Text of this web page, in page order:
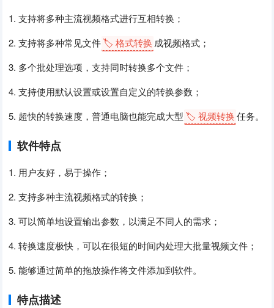
1. 支持将多种主流视频格式进行互相转换；
2. 支持将多种常见文件🏷️ 格式转换 成视频格式；
3. 多个批处理选项，支持同时转换多个文件；
4. 支持使用默认设置或设置自定义的转换参数；
5. 超快的转换速度，普通电脑也能完成大型 🏷️ 视频转换 任务。
软件特点
1. 用户友好，易于操作；
2. 支持多种主流视频格式的转换；
3. 可以简单地设置输出参数，以满足不同人的需求；
4. 转换速度极快，可以在很短的时间内处理大批量视频文件；
5. 能够通过简单的拖放操作将文件添加到软件。
特点描述